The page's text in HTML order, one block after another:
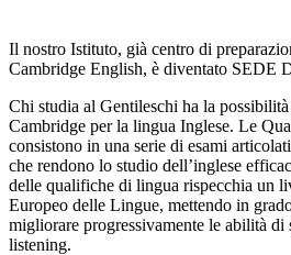
Il nostro Istituto, già centro di
Cambridge English, è diventato
Chi studia al Gentileschi ha la
Cambridge per la lingua Inglese. Le
consistono in una serie di esami
che rendono lo studio dell’inglese
delle qualifiche di lingua rispecchia un
Europeo delle Lingue, mettendo in
migliorare progressivamente le abilità
listening.